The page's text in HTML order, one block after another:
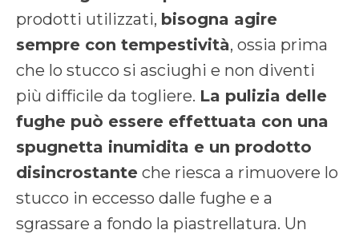
prodotti utilizzati, bisogna agire
sempre con tempestività, ossia prima
che lo stucco si asciughi e non diventi
più difficile da togliere. La pulizia delle
fughe può essere effettuata con una
spugnetta inumidita e un prodotto
disincrostante che riesca a rimuovere lo
stucco in eccesso dalle fughe e a
sgrassare a fondo la piastrellatura. Un